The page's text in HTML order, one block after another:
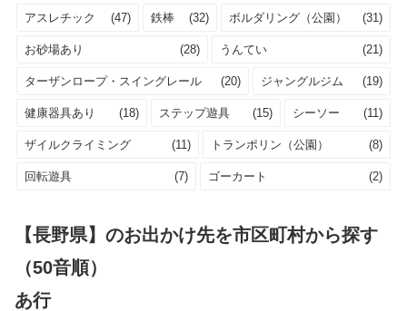
アスレチック (47) 鉄棒 (32) ボルダリング（公園） (31)
お砂場あり (28) うんてい (21)
ターザンロープ・スイングレール (20) ジャングルジム (19)
健康器具あり (18) ステップ遊具 (15) シーソー (11)
ザイルクライミング (11) トランポリン（公園） (8)
回転遊具 (7) ゴーカート (2)
【長野県】のお出かけ先を市区町村から探す
（50音順）
あ行